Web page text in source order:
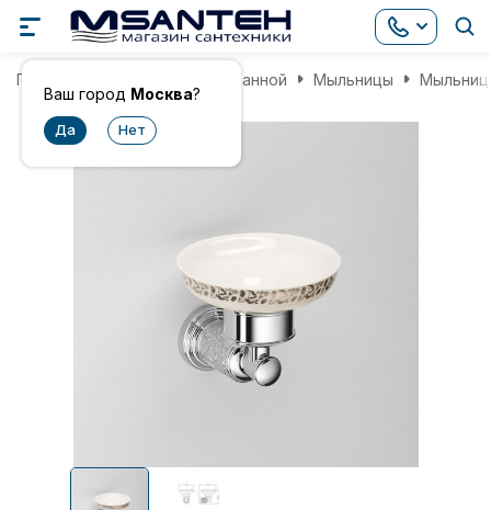
Ваш город Москва?
Главная Аксессуары для ванной Мыльницы